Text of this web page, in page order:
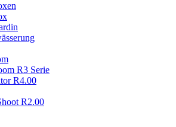
R3 Serie
R4.00
R2.00